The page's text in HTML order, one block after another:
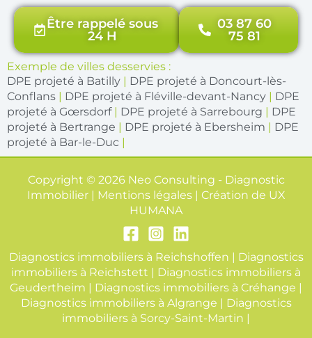
Être rappelé sous
24 H
03 87 60
75 81
Exemple de villes desservies :
DPE projeté à Batilly | DPE projeté à Doncourt-lès-
Conflans | DPE projeté à Fléville-devant-Nancy | DPE
projeté à Gœrsdorf| DPE projeté à Sarrebourg | DPE
projeté à Bertrange | DPE projeté à Ebersheim | DPE
projeté à Bar-le-Duc |
Copyright © 2026 Neo Consulting - Diagnostic
Immobilier | Mentions légales | Création de UX
HUMANA
Diagnostics immobiliers à Reichshoffen | Diagnostics
immobiliers à Reichstett | Diagnostics immobiliers à
Geudertheim | Diagnostics immobiliers à Créhange |
Diagnostics immobiliers à Algrange | Diagnostics
immobiliers à Sorcy-Saint-Martin |